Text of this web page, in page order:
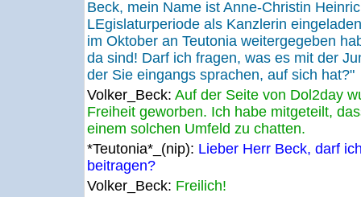
Beck, mein Name ist Anne-Christin
LEgislaturperiode als Kanzlerin
im Oktober an Teutonia weitergegeben
da sind! Darf ich fragen, was es mit der
der Sie eingangs sprachen, auf sich hat?"
Volker_Beck: Auf der Seite von Dol2day
Freiheit geworben. Ich habe mitgeteilt,
einem solchen Umfeld zu chatten.
*Teutonia*_(nip): Lieber Herr Beck, darf
beitragen?
Volker_Beck: Freilich!